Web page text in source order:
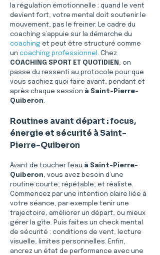
la régulation émotionnelle : quand le vent
devient fort, votre mental doit soutenir le
mouvement, pas le freiner. Le cadre du
coaching s’appuie sur la démarche du
coaching et peut être structuré comme
un coaching professionnel . Chez
COACHING SPORT ET QUOTIDIEN , on
passe du ressenti au protocole pour que
vous sachiez quoi faire avant, pendant et
après chaque session à Saint-Pierre-
Quiberon.
Routines avant départ : focus,
énergie et sécurité à Saint-
Pierre-Quiberon
Avant de toucher l’eau à Saint-Pierre-
Quiberon, vous avez besoin d’une
routine courte, répétable, et réaliste.
Commencez par une intention claire liée à
votre séance, par exemple tenir une
trajectoire, améliorer un départ, ou mieux
gérer la gîte. Puis faites un check mental
de sécurité : conditions de vent, lecture
visuelle, limites personnelles. Enfin,
ancrez un état de performance avec une